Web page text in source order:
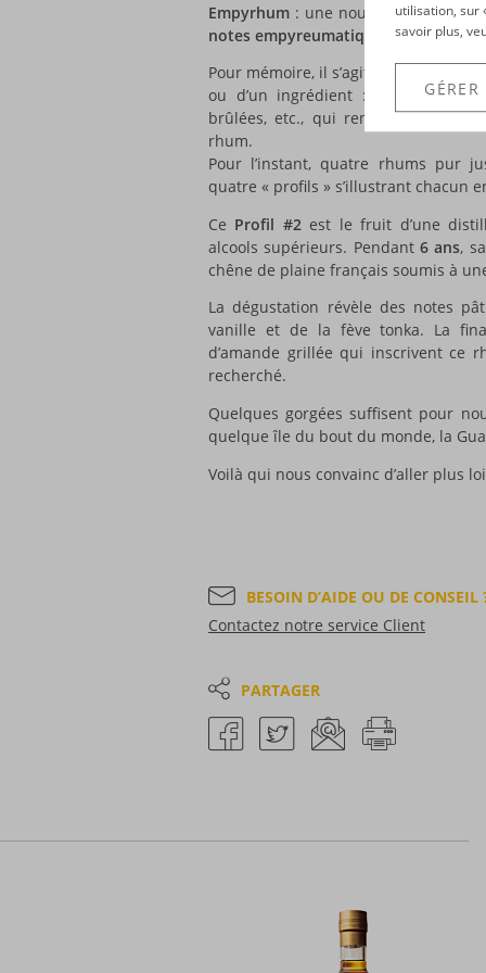
Empyrhum : une nouvelle gamme
notes empyreumatiques
!
Pour mémoire, il s’agit des notes
ou d’un ingrédient : café, cigare…
brûlées, etc., qui renforcent la
rhum.
Pour l’instant, quatre rhums pur
quatre « profils » s’illustrant chacun
Ce Profil #2 est le fruit d’une
alcools supérieurs. Pendant 6 ans,
chêne de plaine français soumis à
La dégustation révèle des notes
vanille et de la fève tonka. La
d’amande grillée qui inscrivent ce
recherché.
Quelques gorgées suffisent pour
quelque île du bout du monde, la
Voilà qui nous convainc d’aller plus
BESOIN D’AIDE OU DE CONSEIL
Contactez notre service Client
PARTAGER
utilisation, sur
savoir plus,